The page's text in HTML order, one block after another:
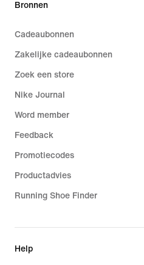
Bronnen
Cadeaubonnen
Zakelijke cadeaubonnen
Zoek een store
Nike Journal
Word member
Feedback
Promotiecodes
Productadvies
Running Shoe Finder
Help